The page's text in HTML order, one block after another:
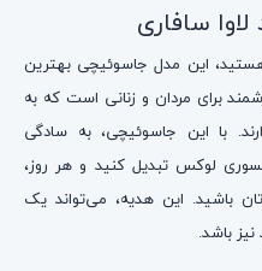
سافاری
این مدل جاسوئیچی بهترین
برای مردان و زنانی است که به
با این جاسوئیچی، به سادگی
لوکس تبدیل کنید و هر روز،
باشید. این هدیه، می‌تواند یک
باشد.